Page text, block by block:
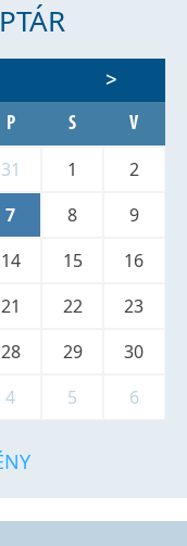
>
P S V
31 1
2
7 8
9
14 15
16
21 22
23
28 29
30
4 5 6